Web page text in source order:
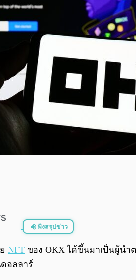
ฟังสรุปข่าว
NFT ของ OKX ได้ขึ้นมาเป็นผู้นำ
อลลาร์